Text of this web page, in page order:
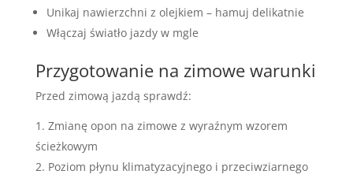
Unikaj nawierzchni z olejkiem – hamuj delikatnie
Włączaj światło jazdy w mgle
Przygotowanie na zimowe warunki
Przed zimową jazdą sprawdź:
Zmianę opon na zimowe z wyraźnym wzorem
ścieżkowym
Poziom płynu klimatyzacyjnego i przeciwziarnego